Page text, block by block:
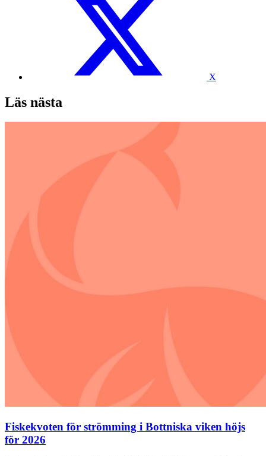
X
Läs nästa
Fiskekvoten för strömming i Bottniska viken höjs
för 2026